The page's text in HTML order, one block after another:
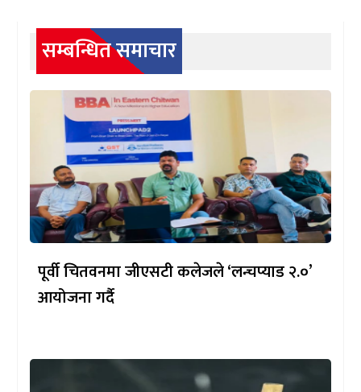
सम्बन्धित समाचार
पूर्वी चितवनमा जीएसटी कलेजले ‘लन्चप्याड २.०’
आयोजना गर्दै